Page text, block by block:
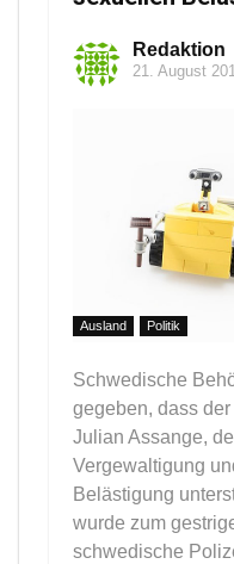
Redaktion
21. August
Ausland Politik
Schwedische
gegeben, dass
Julian Assange,
Vergewaltigung
Belästigung
wurde zum
schwedische